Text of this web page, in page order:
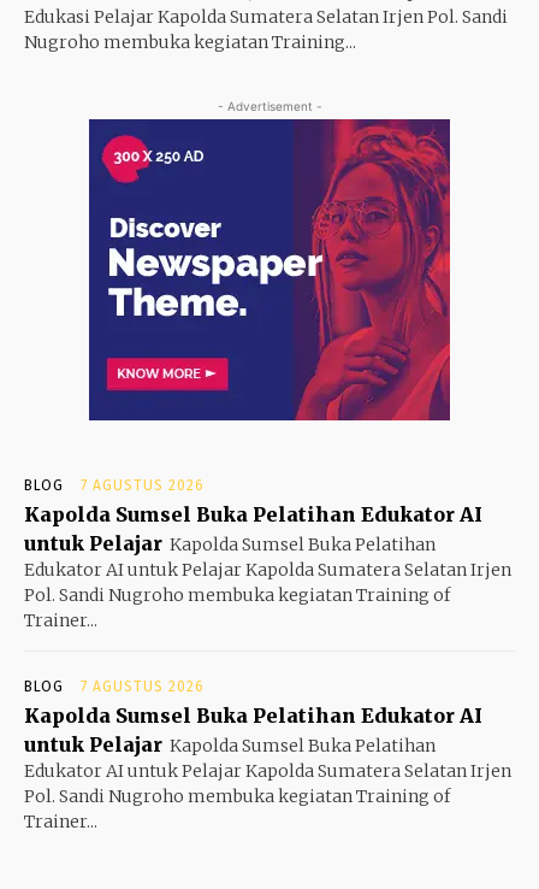
Edukasi Pelajar Kapolda Sumatera Selatan Irjen Pol. Sandi
Nugroho membuka kegiatan Training...
- Advertisement -
BLOG 7 AGUSTUS 2026
Kapolda Sumsel Buka Pelatihan Edukator AI
untuk Pelajar Kapolda Sumsel Buka Pelatihan
Edukator AI untuk Pelajar Kapolda Sumatera Selatan Irjen
Pol. Sandi Nugroho membuka kegiatan Training of
Trainer...
BLOG 7 AGUSTUS 2026
Kapolda Sumsel Buka Pelatihan Edukator AI
untuk Pelajar Kapolda Sumsel Buka Pelatihan
Edukator AI untuk Pelajar Kapolda Sumatera Selatan Irjen
Pol. Sandi Nugroho membuka kegiatan Training of
Trainer...